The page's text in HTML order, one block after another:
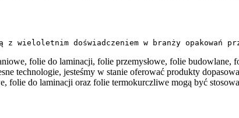
z wieloletnim doświadczeniem w branży
folie do laminacji, folie przemysłowe, folie
technologie, jesteśmy w stanie oferować produkty
folie do laminacji oraz folie termokurczliwe mogą być